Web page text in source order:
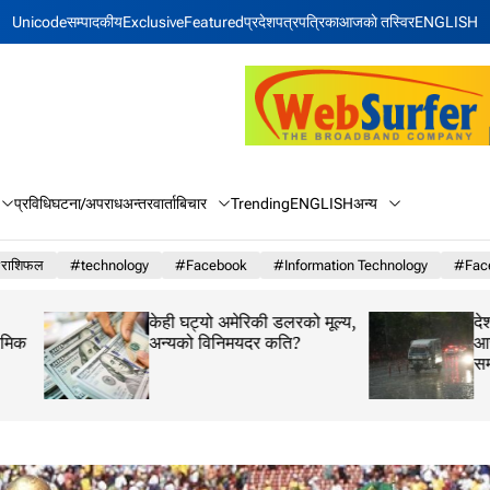
Unicodeसम्पादकीयExclusiveFeaturedप्रदेशपत्रपत्रिकाआजकाे तस्विरENGLISH
प्रविधिघटना/अपराधअन्तरवार्ताबिचार TrendingENGLISHअन्य
#technology #Facebook #Information Technology
केही घट्यो अमेरिकी डलरको मूल्य,
अन्यको विनिमयदर कति?
देशभर मनसुनी वायुको
आज यी तीन प्रदेशमा
सम्भावना